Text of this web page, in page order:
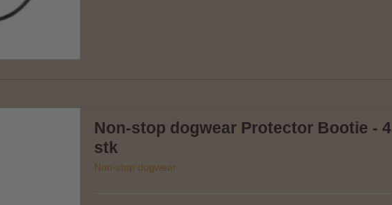
Non-stop dogwear Protector Bootie - 4
stk
Non-stop dogwear